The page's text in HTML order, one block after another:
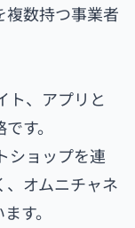
複数持つ事業者
ト、アプリと
す。
ショップを連
オムニチャネ
す。